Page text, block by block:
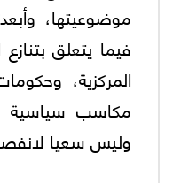
موضوعيتها،
فيما يتعلق
المركزية،
مكاسب سياسية
وليس سعيا